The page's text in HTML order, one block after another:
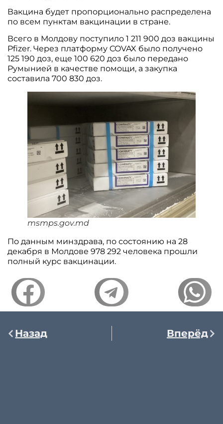
Вакцина будет пропорционально распределена
по всем пунктам вакцинации в стране.
Всего в Молдову поступило 1 211 900 доз вакцины
Pfizer. Через платформу COVAX было получено
125 190 доз, еще 100 620 доз было передано
Румынией в качестве помощи, а закупка
составила 700 830 доз.
msmps.gov.md
По данным минздрава, по состоянию на 28
декабря в Молдове 978 292 человека прошли
полный курс вакцинации.
Назад Вперёд